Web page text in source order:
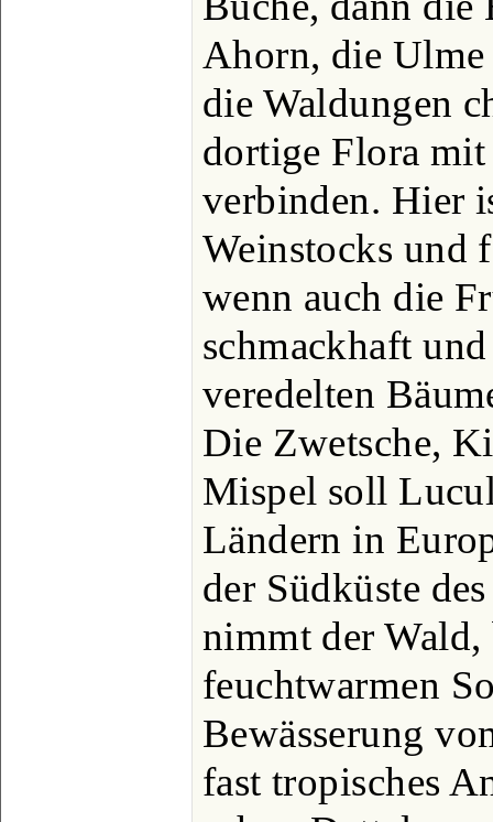
Ahorn, die Ulme
die Waldungen
dortige Flora mit
verbinden. Hier
Weinstocks und
wenn auch die
schmackhaft
veredelten
Die Zwetsche,
Mispel soll
Ländern in
der Südküste
nimmt der
feuchtwarmen
Bewässerung
fast tropisches